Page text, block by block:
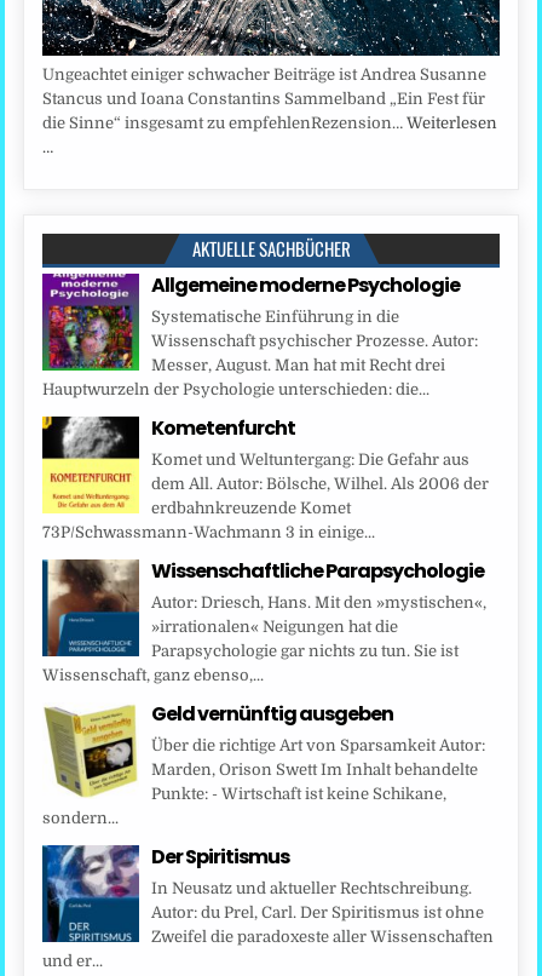
Ungeachtet einiger schwacher Beiträge ist Andrea Susanne
Stancus und Ioana Constantins Sammelband „Ein Fest für
die Sinne“ insgesamt zu empfehlenRezension…Weiterlesen
…
AKTUELLE SACHBÜCHER
Allgemeine moderne Psychologie
Systematische Einführung in die
Wissenschaft psychischer Prozesse. Autor:
Messer, August. Man hat mit Recht drei
Hauptwurzeln der Psychologie unterschieden: die...
Kometenfurcht
Komet und Weltuntergang: Die Gefahr aus
dem All. Autor: Bölsche, Wilhel. Als 2006 der
erdbahnkreuzende Komet
73P/Schwassmann-Wachmann 3 in einige...
Wissenschaftliche Parapsychologie
Autor: Driesch, Hans. Mit den »mystischen«,
»irrationalen« Neigungen hat die
Parapsychologie gar nichts zu tun. Sie ist
Wissenschaft, ganz ebenso,...
Geld vernünftig ausgeben
Über die richtige Art von Sparsamkeit Autor:
Marden, Orison Swett Im Inhalt behandelte
Punkte: - Wirtschaft ist keine Schikane,
sondern...
Der Spiritismus
In Neusatz und aktueller Rechtschreibung.
Autor: du Prel, Carl. Der Spiritismus ist ohne
Zweifel die paradoxeste aller Wissenschaften
und er...